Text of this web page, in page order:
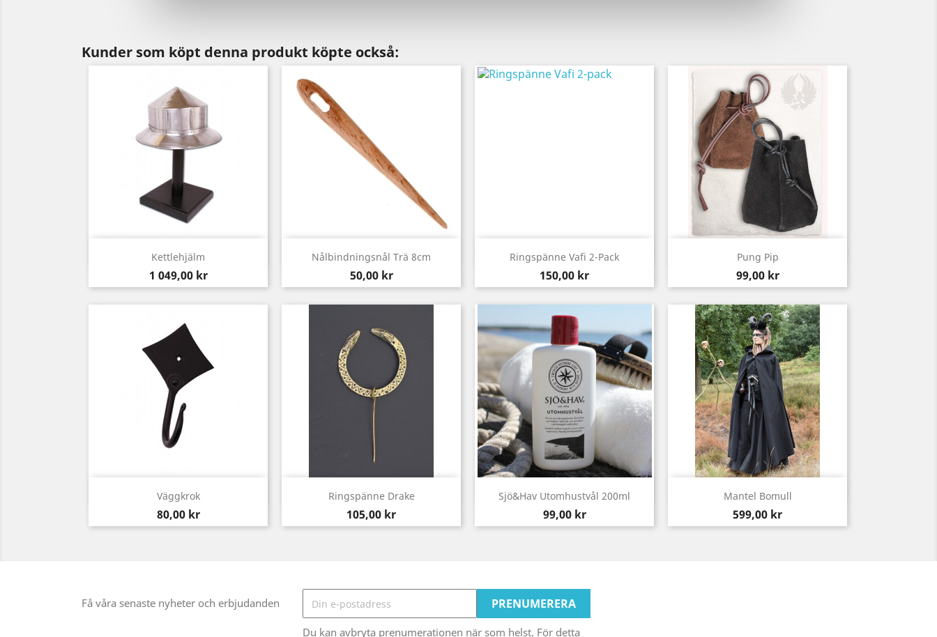
Kunder som köpt denna produkt köpte också:
Kettlehjälm
Pris
1 049,00 kr
Snabbvy Nålbindningsnål Trä 8cm
Pris
50,00 kr
Snabbvy Ringspänne Vafi 2-Pack
Pris
150,00 kr
Snabbvy Pung Pip
Pris
99,00 kr
Snabbvy
Väggkrok
Pris
80,00 kr
Snabbvy Ringspänne Drake
Pris
105,00 kr
Snabbvy Sjö&Hav Utomhustvål 200ml
Pris
99,00 kr
Snabbvy Mantel Bomull
Pris
599,00 kr
Snabbvy
Få våra senaste nyheter och erbjudanden
Du kan avbryta prenumerationen när som helst. För detta